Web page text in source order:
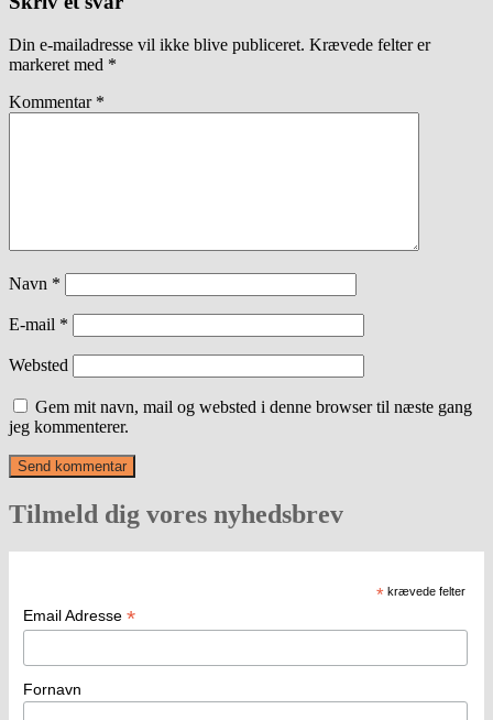
Din e-mailadresse vil ikke blive publiceret. Krævede felter er
markeret med *
Kommentar *
Navn *
E-mail *
Websted
Gem mit navn, mail og websted i denne browser til næste gang
jeg kommenterer.
Tilmeld dig vores nyhedsbrev
* krævede felter
Email Adresse *
Fornavn